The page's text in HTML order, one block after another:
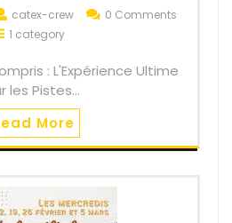
catex-crew
0 Comments
1 category
: L'Expérience Ultime
les Pistes…
More